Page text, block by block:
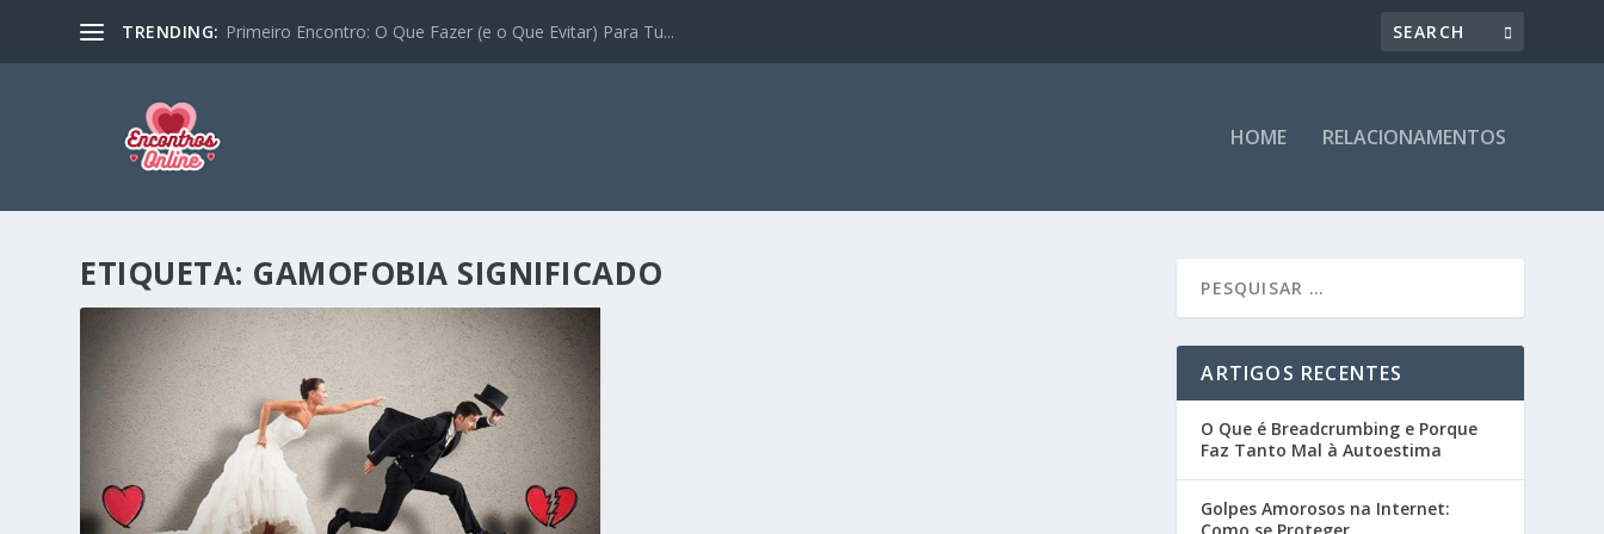
TRENDING: Primeiro Encontro: O Que Fazer (e o Que Evitar) Para Tu...
HOME RELACIONAMENTOS
ETIQUETA: GAMOFOBIA SIGNIFICADO
ARTIGOS RECENTES
O Que é Breadcrumbing e Porque
Faz Tanto Mal à Autoestima
Golpes Amorosos na Internet: